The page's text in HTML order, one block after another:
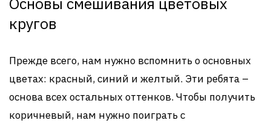
кругов
Прежде всего, нам нужно вспомнить о основных
цветах: красный, синий и желтый. Эти ребята –
основа всех остальных оттенков. Чтобы получить
коричневый, нам нужно поиграть с